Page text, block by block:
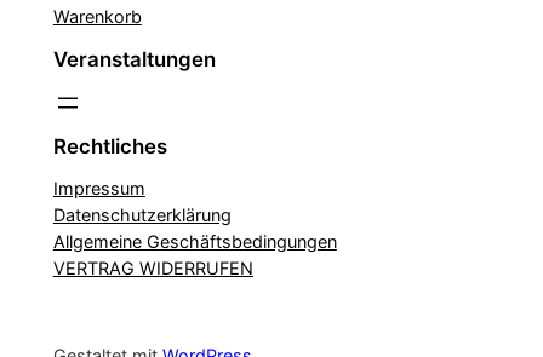
Warenkorb
Veranstaltungen
Rechtliches
Impressum
Datenschutzerklärung
Allgemeine Geschäftsbedingungen
VERTRAG WIDERRUFEN